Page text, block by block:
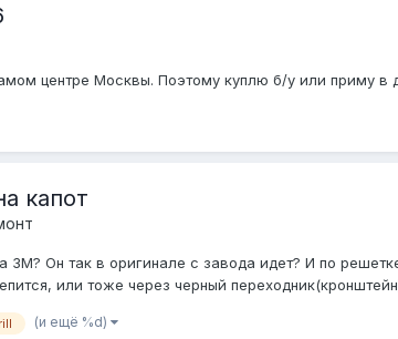
центре Москвы. Поэтому куплю б/у или приму
капот
3M? Он так в оригинале с завода идет? И по
или тоже через черный
(и ещё %d)